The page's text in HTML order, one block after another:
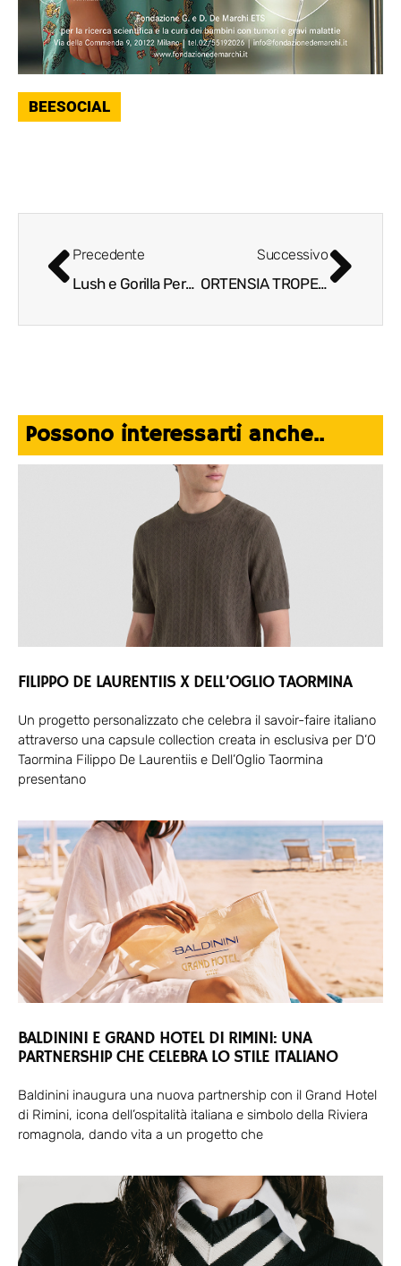
BEESOCIAL
Precedente
Lush e Gorilla Perfume – L’essenza del Gorilla è creativa
Successivo
ORTENSIA TROPEANO
Possono interessarti anche..
FILIPPO DE LAURENTIIS X DELL’OGLIO TAORMINA
Un progetto personalizzato che celebra il savoir-faire italiano
attraverso una capsule collection creata in esclusiva per D’O
Taormina Filippo De Laurentiis e Dell’Oglio Taormina
presentano
BALDININI E GRAND HOTEL DI RIMINI: UNA
PARTNERSHIP CHE CELEBRA LO STILE ITALIANO
Baldinini inaugura una nuova partnership con il Grand Hotel
di Rimini, icona dell’ospitalità italiana e simbolo della Riviera
romagnola, dando vita a un progetto che